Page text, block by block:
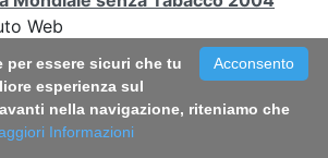
Web
Mondiale senza Tabacco 2004
NICOTINA
SIGARETTA
DANNI DA FUMO
Acconsento
per essere sicuri che tu
esperienza sul
nella navigazione, riteniamo che
Informazioni